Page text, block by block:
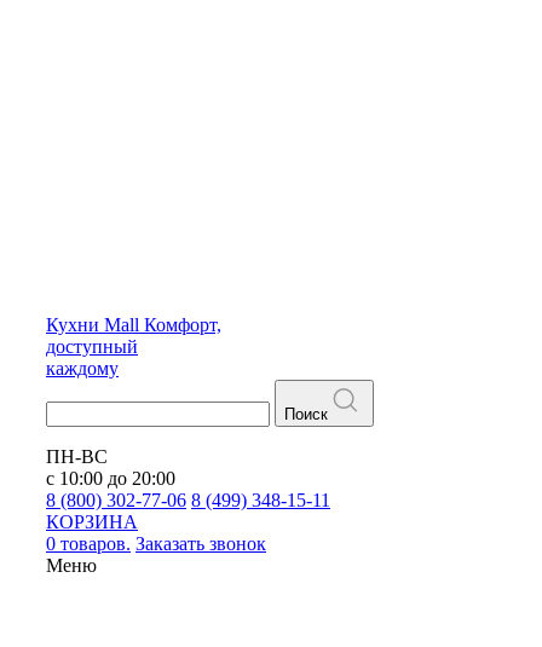
Кухни Mall Комфорт,
доступный
каждому
Поиск
ПН-ВС
с 10:00 до 20:00
8 (800) 302-77-06 8 (499) 348-15-11
КОРЗИНА
0 товаров. Заказать звонок
Меню